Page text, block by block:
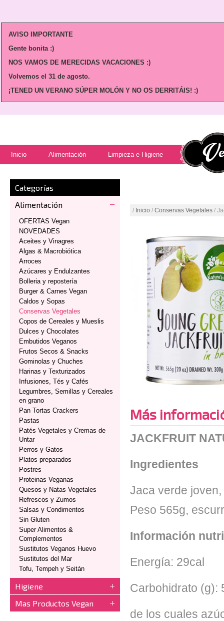
AVISO IMPORTANTE
Gente bonita :)
NOS VAMOS DE MERECIDAS VACACIONES :)
Volvemos el 31 de agosto.
¡TENED UN VERANO SÚPER MOLÓN Y NO OS DERRITÁIS! :)
Inicio Alimentación Limpieza e Higiene
Categorías
Alimentación
OFERTAS Vegan
NOVEDADES
Aceites y Vinagres
Algas & Macrobiótica
Arroces
Azúcares y Endulzantes
Bolleria y repostería
Burger & Carnes Vegan
Caldos y Sopas
Conservas Vegetales
Copos de Cereales y Mueslis
Dulces y Chocolates
Embutidos Veganos
Frutos Secos & Snacks
Gominolas y Chuches
Harinas y Texturizados
Infusiones, Tés y Cafés
Legumbres, Semillas y Cereales
en grano
Pan Tortas Crackers
Pastas
Patés Vegetales y Cremas de
Untar
Perros y Gatos
Platos preparados
Postres
Proteinas Veganas
Quesos y Natas Vegetales
Refrescos y Zumos
Salsas y Condimentos
Sin Gluten
Super Alimentos &
Complementos
Sustitutos Veganos Huevo
Sustitutos del Mar
Tofu, Tempeh y Seitán
Higiene
Mas Productos Vegan
/ Inicio / Conservas Vegetales /
Más
JACKFRUIT
Ingredientes
Jaca verde
Peso 565g,
Información
Energía: 29cal
Carbohidrato (g):
de los cuales